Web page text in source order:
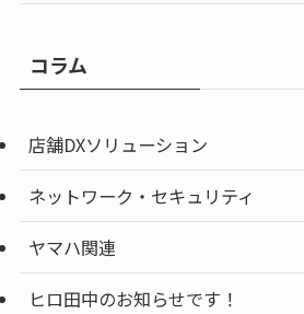
コラム
店舗DXソリューション
ネットワーク・セキュリティ
ヤマハ関連
ヒロ田中のお知らせです！